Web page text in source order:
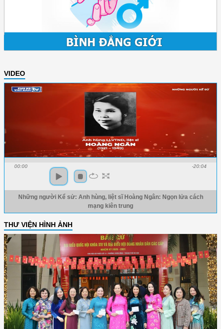
VIDEO
00:00 -20:04
Những người Kể sử: Anh hùng, liệt sĩ Hoàng Ngân: Ngọn lửa cách
mạng kiên trung
THƯ VIỆN HÌNH ẢNH